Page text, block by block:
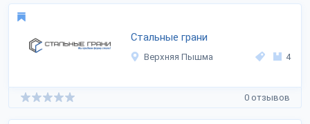
Стальные грани
Верхняя Пышма 4
0 отзывов